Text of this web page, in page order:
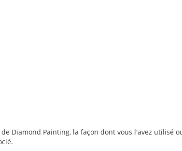
Diamond Painting, la façon dont vous l'avez utilisé